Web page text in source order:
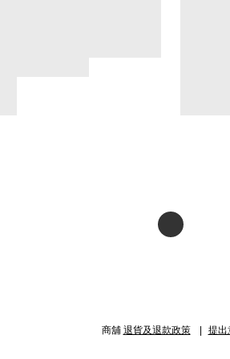
商舖 退貨及退款政策 提出